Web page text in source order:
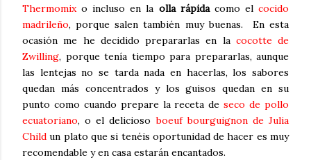
Thermomixo incluso en la olla rápidacomo elcocido
madrileño, porque salen también muy buenas. En esta
ocasión me he decidido prepararlas en la cocotte de
Zwilling, porque tenía tiempo para prepararlas, aunque
las lentejas no se tarda nada en hacerlas, los sabores
quedan más concentrados y los guisos quedan en su
punto como cuando prepare la receta deseco de pollo
ecuatoriano, o el deliciosoboeuf bourguignon de Julia
Child un plato que si tenéis oportunidad de hacer es muy
recomendable y en casa estarán encantados.